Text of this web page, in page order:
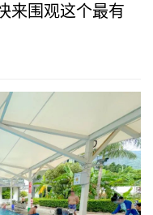
来围观这个最有